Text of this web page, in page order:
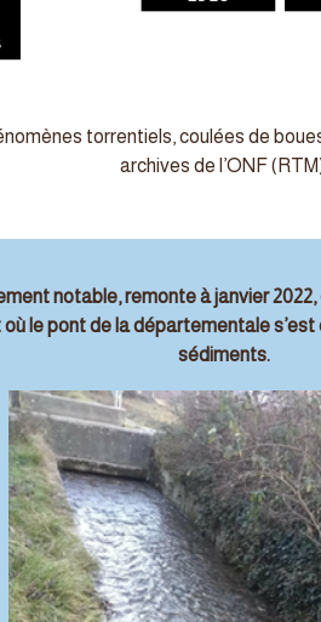
torrentiels, coulées de
archives de l’ONF
notable, remonte à janvier
le pont de la départementale
sédiments.